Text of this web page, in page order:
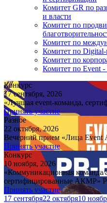
Комитет GR по
и власти
Комитет по
Комитет по
Комитет по
Комитет по
Комитет по Event
Конкурс
17 сентября, 2026
«Лучшая event-команда,
Принять участие
Разное
22 октября, 2026
Вечерний прием «Лица
Принять участие
Конкурс
10 ноября, 2026
«Коммуникационная команда/
сертифицированные АКМР»
Принять участие
17 сентября22 октября10